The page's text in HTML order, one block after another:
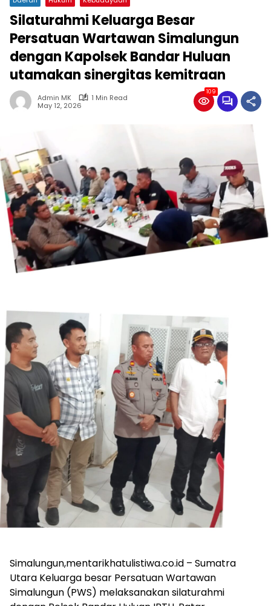
Silaturahmi Keluarga Besar
Persatuan Wartawan Simalungun
dengan Kapolsek Bandar Huluan
utamakan sinergitas kemitraan
Admin MK
1 Min Read
May 12, 2026
109
Simalungun,mentarikhatulistiwa.co.id – Sumatra
Utara Keluarga besar Persatuan Wartawan
Simalungun (PWS) melaksanakan silaturahmi